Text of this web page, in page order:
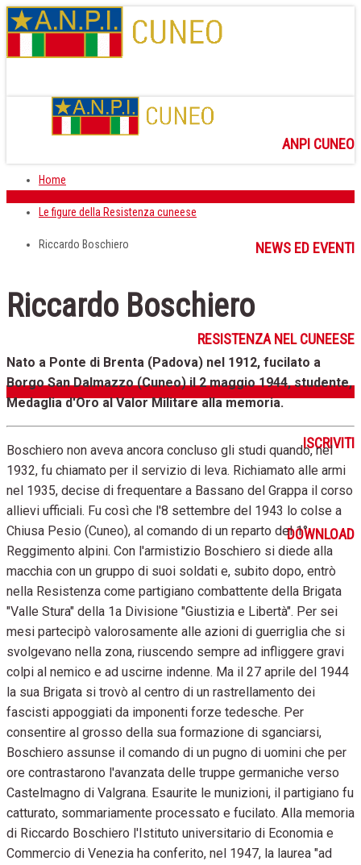
ANPI CUNEO
NEWS ED EVENTI
RESISTENZA NEL CUNEESE
ISCRIVITI
DOWNLOAD
Home
Le figure della Resistenza cuneese
Riccardo Boschiero
Riccardo Boschiero
Nato a Ponte di Brenta (Padova) nel 1912, fucilato a
Borgo San Dalmazzo (Cuneo) il 2 maggio 1944, studente,
Medaglia d'Oro al Valor Militare alla memoria.
Boschiero non aveva ancora concluso gli studi quando, nel
1932, fu chiamato per il servizio di leva. Richiamato alle armi
nel 1935, decise di frequentare a Bassano del Grappa il corso
allievi ufficiali. Fu così che l'8 settembre del 1943 lo colse a
Chiusa Pesio (Cuneo), al comando di un reparto del 1°
Reggimento alpini. Con l'armistizio Boschiero si diede alla
macchia con un gruppo di suoi soldati e, subito dopo, entrò
nella Resistenza come partigiano combattente della Brigata
"Valle Stura" della 1a Divisione "Giustizia e Libertà". Per sei
mesi partecipò valorosamente alle azioni di guerriglia che si
svolgevano nella zona, riuscendo sempre ad infliggere gravi
colpi al nemico e ad uscirne indenne. Ma il 27 aprile del 1944
la sua Brigata si trovò al centro di un rastrellamento dei
fascisti appoggiati da imponenti forze tedesche. Per
consentire al grosso della sua formazione di sganciarsi,
Boschiero assunse il comando di un pugno di uomini che per
ore contrastarono l'avanzata delle truppe germaniche verso
Castelmagno di Valgrana. Esaurite le munizioni, il partigiano fu
catturato, sommariamente processato e fucilato. Alla memoria
di Riccardo Boschiero l'Istituto universitario di Economia e
Commercio di Venezia ha conferito, nel 1947, la laurea "ad